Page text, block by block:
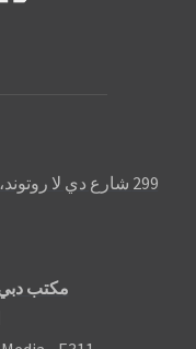
299 شارع دي لا روتوند، الوحدة 703، فيردون، كيبيك H3E 0C6
مكتب